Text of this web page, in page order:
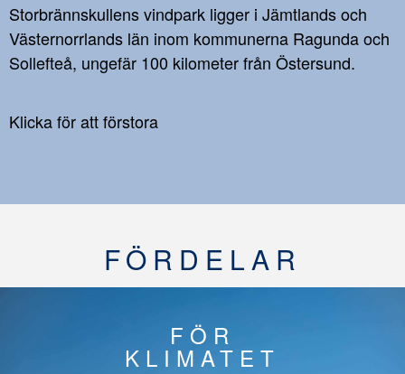
Storbrännskullens vindpark ligger i Jämtlands och
Västernorrlands län inom kommunerna Ragunda och
Sollefteå, ungefär 100 kilometer från Östersund.
Klicka för att förstora
FÖRDELAR
FÖR
KLIMATET